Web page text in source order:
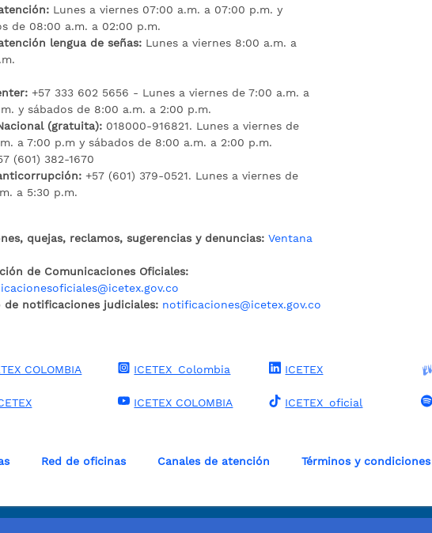
Lunes a viernes 07:00 a.m. a 07:00 p.m. y
de 08:00 a.m. a 02:00 p.m.
lengua de señas: Lunes a viernes 8:00 a.m. a
+57 333 602 5656 - Lunes a viernes de 7:00 a.m. a
y sábados de 8:00 a.m. a 2:00 p.m.
(gratuita): 018000-916821. Lunes a viernes de
a 7:00 p.m y sábados de 8:00 a.m. a 2:00 p.m.
(601) 382-1670
+57 (601) 379-0521. Lunes a viernes de
a 5:30 p.m.
quejas, reclamos, sugerencias y denuncias: Ventana
de Comunicaciones Oficiales:
de notificaciones judiciales: notificaciones@icetex.gov.co
COLOMBIA ICETEX_Colombia
ICETEX COLOMBIA
ICETEX
ICETEX_oficial
Red de oficinas Canales de atención Términos y condiciones